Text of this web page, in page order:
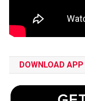
DOWNLOAD APP